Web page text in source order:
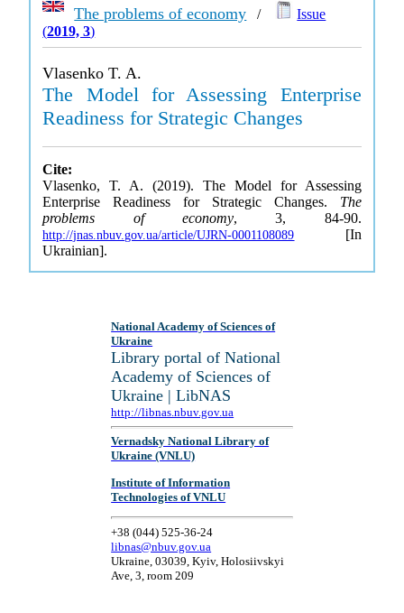
The problems of economy /
Issue
(2019, 3)
Vlasenko T. A.
The Model for Assessing Enterprise
Readiness for Strategic Changes
Cite:
Vlasenko, T. A. (2019). The Model for Assessing
Enterprise Readiness for Strategic Changes. The
problems of economy, 3, 84-90.
http://jnas.nbuv.gov.ua/article/UJRN-0001108089 [In
Ukrainian].
National Academy of Sciences of
Ukraine
Library portal of National
Academy of Sciences of
Ukraine | LibNAS
http://libnas.nbuv.gov.ua
Vernadsky National Library of
Ukraine (VNLU)
Institute of Information
Technologies of VNLU
+38 (044) 525-36-24
libnas@nbuv.gov.ua
Ukraine, 03039, Kyiv, Holosiivskyi
Ave, 3, room 209